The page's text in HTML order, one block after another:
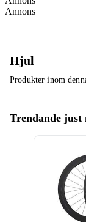
Annons
Hjul
Produkter inom
Trendande just